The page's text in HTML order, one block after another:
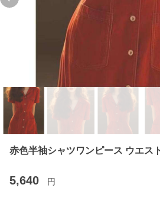
Previous slide
赤色半袖シャツワンピース ウエス
5,640 円